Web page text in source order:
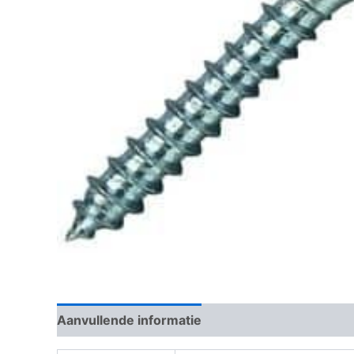
Aanvullende informatie